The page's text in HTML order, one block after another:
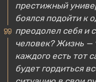
престижный
боялся подойти к
преодолел себя и
человек? Жизнь —
каждого есть тот
будет гордиться